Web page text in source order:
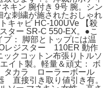
キン 腕付き 9号 腕。​シン
な刺繍が施されたおしゃれ
キャビ HC-100UVe 【殺
ター SR-C 550-EX。●こ
プ： 脚部とトップには温
レジスター 110ER 動作
クコットン布張りトルソ
ト製。​軽量＆頑丈： ボ
タカラ ローラーボール
接引き取り値引き有。